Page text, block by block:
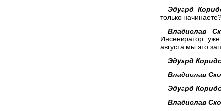
Эдуард
только начинаете?
Владислав
Инсениратор
августа мы это
Эдуард
Владислав
Эдуард
Владислав